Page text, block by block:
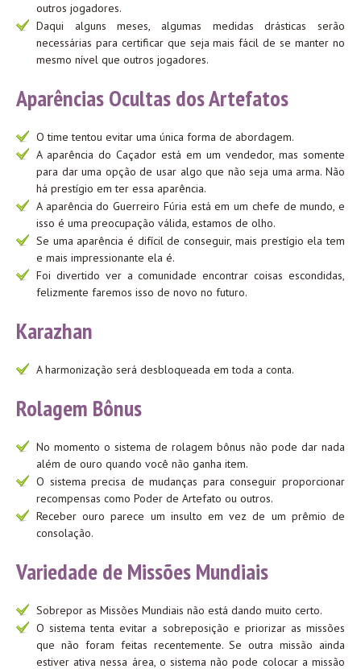
outros jogadores.
Daqui alguns meses, algumas medidas drásticas serão
necessárias para certificar que seja mais fácil de se manter no
mesmo nível que outros jogadores.
Aparências Ocultas dos Artefatos
O time tentou evitar uma única forma de abordagem.
A aparência do Caçador está em um vendedor, mas somente
para dar uma opção de usar algo que não seja uma arma. Não
há prestígio em ter essa aparência.
A aparência do Guerreiro Fúria está em um chefe de mundo, e
isso é uma preocupação válida, estamos de olho.
Se uma aparência é difícil de conseguir, mais prestígio ela tem
e mais impressionante ela é.
Foi divertido ver a comunidade encontrar coisas escondidas,
felizmente faremos isso de novo no futuro.
Karazhan
A harmonização será desbloqueada em toda a conta.
Rolagem Bônus
No momento o sistema de rolagem bônus não pode dar nada
além de ouro quando você não ganha item.
O sistema precisa de mudanças para conseguir proporcionar
recompensas como Poder de Artefato ou outros.
Receber ouro parece um insulto em vez de um prêmio de
consolação.
Variedade de Missões Mundiais
Sobrepor as Missões Mundiais não está dando muito certo.
O sistema tenta evitar a sobreposição e priorizar as missões
que não foram feitas recentemente. Se outra missão ainda
estiver ativa nessa área, o sistema não pode colocar a missão